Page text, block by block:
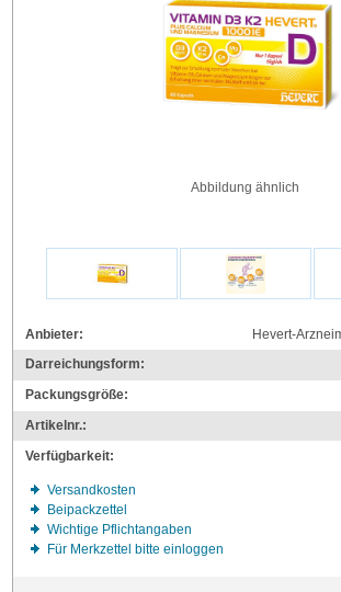
Abbildung ähnlich
Anbieter:
Hevert-
Darreichungsform:
Packungsgröße:
Artikelnr.:
Verfügbarkeit:
Versandkosten
Beipackzettel
Wichtige Pflichtangaben
Für Merkzettel bitte einloggen